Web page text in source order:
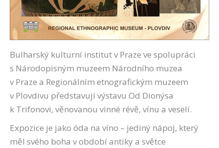
Bulharský kulturní institut v Praze ve spolupráci
s Národopisným muzeem Národního muzea
v Praze a Regionálním etnografickým muzeem
v Plovdivu představují výstavu Od Dionýsa
k Trifonovi, věnovanou vinné révě, vínu a veselí.
Expozice je jako óda na víno – jediný nápoj, který
měl svého boha v období antiky a světce